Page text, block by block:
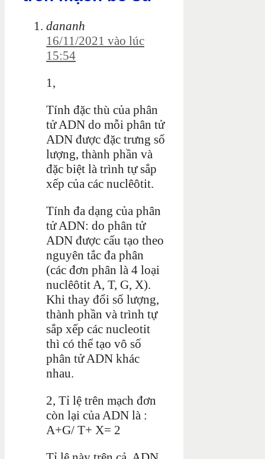
dananh
16/11/2021 vào lúc
15:54
1,
Tính đặc thù của phân
tử ADN do mỗi phân tử
ADN được đặc trưng số
lượng, thành phần và
đặc biệt là trình tự sắp
xếp của các nuclêôtit.
Tính đa dạng của phân
tử ADN: do phân tử
ADN được cấu tạo theo
nguyên tắc đa phân
(các đơn phân là 4 loại
nuclêôtit A, T, G, X).
Khi thay đổi số lượng,
thành phần và trình tự
sắp xếp các nucleotit
thì có thể tạo vô số
phân tử ADN khác
nhau.
2, Tỉ lệ trên mạch đơn
còn lại của ADN là :
A+G/ T+ X= 2